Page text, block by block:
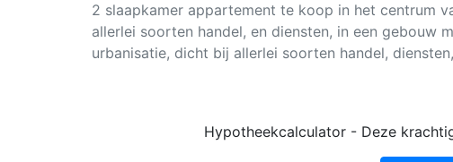
2 slaapkamer appartement te koop in het centrum
allerlei soorten handel, en diensten, in een gebouw
urbanisatie, dicht bij allerlei soorten handel,
Hypotheekcalculator - Deze